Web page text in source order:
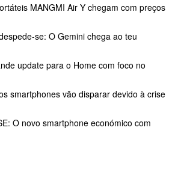
MANGMI Air Y chegam com preços
se: O Gemini chega ao teu
update para o Home com foco no
smartphones vão disparar devido à crise
O novo smartphone económico com